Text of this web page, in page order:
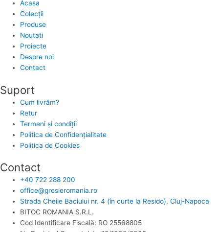
Acasa
Colecții
Produse
Noutati
Proiecte
Despre noi
Contact
Suport
Cum livrăm?
Retur
Termeni și condiții
Politica de Confidențialitate
Politica de Cookies
Contact
+40 722 288 200
office@gresieromania.ro
Strada Cheile Baciului nr. 4 (în curte la Resido), Cluj-Napoca
BITOC ROMANIA S.R.L.
Cod Identificare Fiscală: RO 25568805